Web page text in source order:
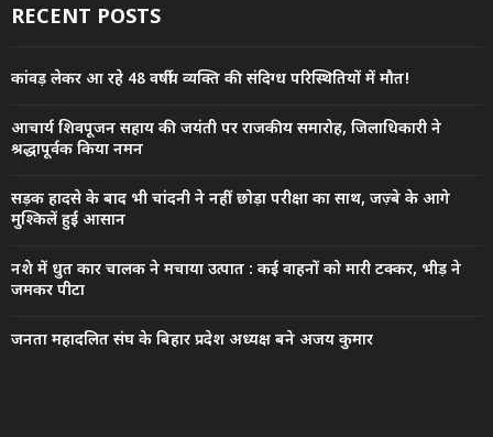
RECENT POSTS
कांवड़ लेकर आ रहे 48 वर्षीय व्यक्ति की संदिग्ध परिस्थितियों में मौत!
आचार्य शिवपूजन सहाय की जयंती पर राजकीय समारोह, जिलाधिकारी ने
श्रद्धापूर्वक किया नमन
सड़क हादसे के बाद भी चांदनी ने नहीं छोड़ा परीक्षा का साथ, जज़्बे के आगे
मुश्किलें हुईं आसान
नशे में धुत कार चालक ने मचाया उत्पात : कई वाहनों को मारी टक्कर, भीड़ ने
जमकर पीटा
जनता महादलित संघ के बिहार प्रदेश अध्यक्ष बने अजय कुमार